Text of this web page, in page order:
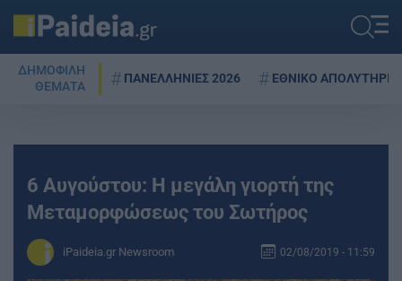
ΔΗΜΟΦΙΛΗ
ΘΕΜΑΤΑ
ΠΑΝΕΛΛΗΝΙΕΣ 2026 ΕΘΝΙΚΟ ΑΠΟΛΥΤΗΡΙΟ
6 Αυγούστου: Η μεγάλη γιορτή της
Μεταμορφώσεως του Σωτήρος
iPaideia.gr Newsroom 02/08/2019 - 11:59